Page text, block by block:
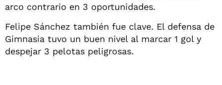
arco contrario en 3 oportunidades.
Felipe Sánchez también fue clave. El defensa de
Gimnasia tuvo un buen nivel al marcar 1 gol y
despejar 3 pelotas peligrosas.